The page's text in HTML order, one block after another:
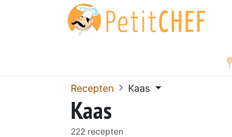
Recepten Kaas
Kaas
222 recepten